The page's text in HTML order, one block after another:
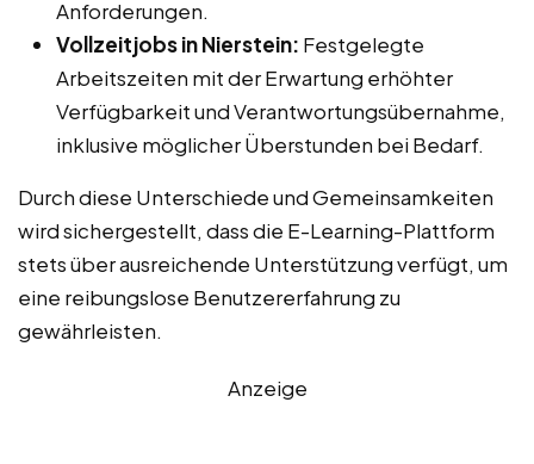
Anforderungen.
Vollzeitjobs in Nierstein: Festgelegte
Arbeitszeiten mit der Erwartung erhöhter
Verfügbarkeit und Verantwortungsübernahme,
inklusive möglicher Überstunden bei Bedarf.
Durch diese Unterschiede und Gemeinsamkeiten
wird sichergestellt, dass die E-Learning-Plattform
stets über ausreichende Unterstützung verfügt, um
eine reibungslose Benutzererfahrung zu
gewährleisten.
Anzeige